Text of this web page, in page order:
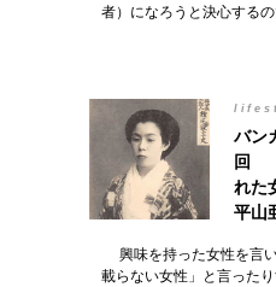
者）になろうと決心する
バン
回
れた
平山
興味を持った女性を言
載らない女性」と言った